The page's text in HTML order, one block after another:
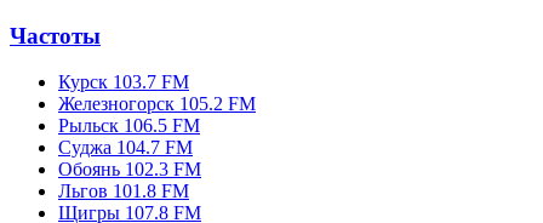
Частоты
Курск 103.7 FM
Железногорск 105.2 FM
Рыльск 106.5 FM
Суджа 104.7 FM
Обоянь 102.3 FM
Льгов 101.8 FM
Щигры 107.8 FM